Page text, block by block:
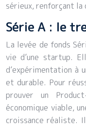
sérieux, renforçant la
Série A : le
La levée de fonds
vie d’une startup.
d’expérimentation à
et durable. Pour
prouver un
économique viable,
croissance réaliste.